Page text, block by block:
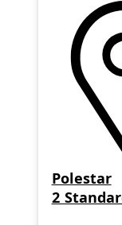
Polestar
2